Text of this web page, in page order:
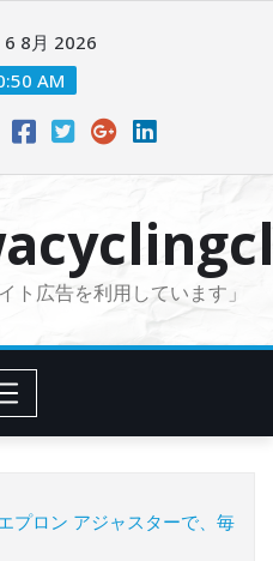
6 8月 2026
AM
ト広告を利用しています」
プロン アジャスターで、毎